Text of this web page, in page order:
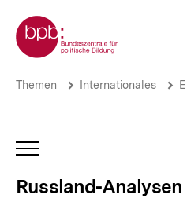
zum
Seiteninhalt
springen
Zur Startseite der bpb
Analyse:
Sicht
der
Mir"
Brotkrümelnavigation
Themen Internationales
INHALTSNAVIGATION
Russland-Analysen